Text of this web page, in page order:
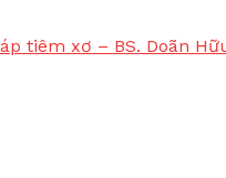
tiêm xơ – BS. Doãn